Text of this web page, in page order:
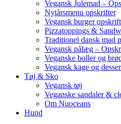
Vegansk Julemad –
Nytårsmenu opskrifter
Vegansk burger
Pizzatoppings &
Traditionel dansk mad
Vegansk pålæg –
Veganske boller og
Vegansk kage og
Tøj & Sko
Vegansk tøj
Veganske sandaler &
Om Nuoceans
Hund